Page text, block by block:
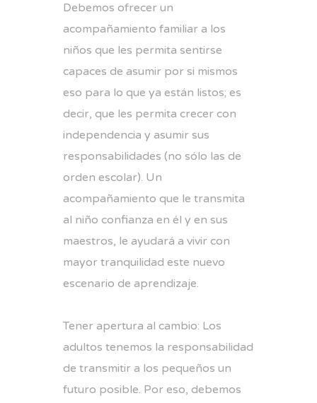
Debemos ofrecer un
acompañamiento familiar a los
niños que les permita sentirse
capaces de asumir por si mismos
eso para lo que ya están listos; es
decir, que les permita crecer con
independencia y asumir sus
responsabilidades (no sólo las de
orden escolar). Un
acompañamiento que le transmita
al niño confianza en él y en sus
maestros, le ayudará a vivir con
mayor tranquilidad este nuevo
escenario de aprendizaje.
Tener apertura al cambio: Los
adultos tenemos la responsabilidad
de transmitir a los pequeños un
futuro posible. Por eso, debemos